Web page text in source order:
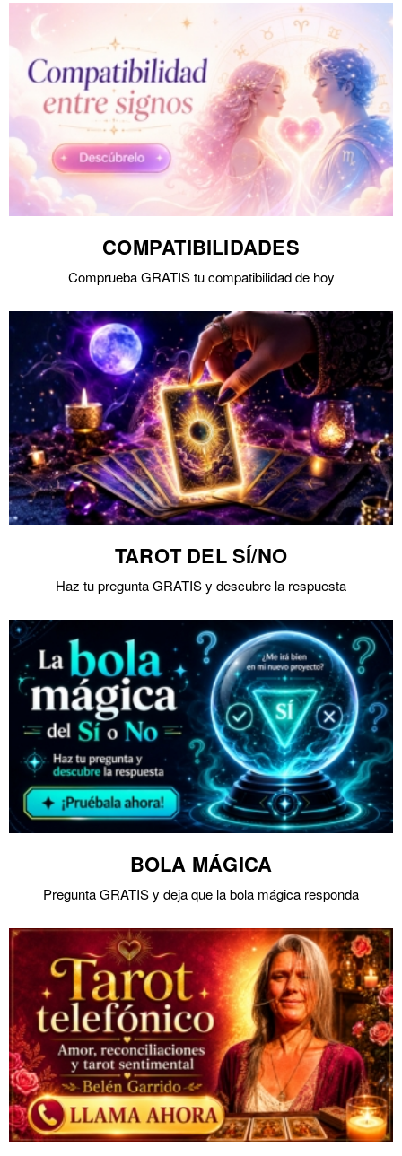
COMPATIBILIDADES
Comprueba GRATIS tu compatibilidad de hoy
TAROT DEL SÍ/NO
Haz tu pregunta GRATIS y descubre la respuesta
BOLA MÁGICA
Pregunta GRATIS y deja que la bola mágica responda